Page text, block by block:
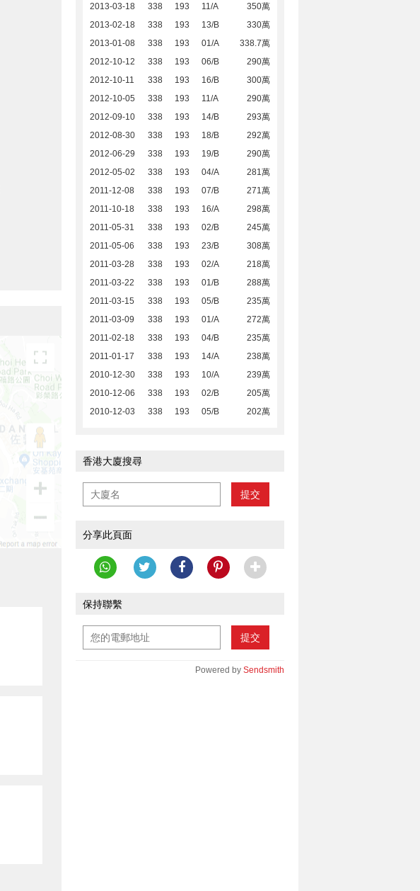
2013-03-18
338 193 11/A
350萬
2013-02-18
338 193 13/B
330萬
2013-01-08
338 193 01/A
338.7萬
2012-10-12
338 193 06/B
290萬
2012-10-11
338 193 16/B
300萬
2012-10-05
338 193 11/A
290萬
2012-09-10
338 193 14/B
293萬
2012-08-30
338 193 18/B
292萬
2012-06-29
338 193 19/B
290萬
2012-05-02
338 193 04/A
281萬
2011-12-08
338 193 07/B
271萬
2011-10-18
338 193 16/A
298萬
2011-05-31
338 193 02/B
245萬
2011-05-06
338 193 23/B
308萬
2011-03-28
338 193 02/A
218萬
2011-03-22
338 193 01/B
288萬
2011-03-15
338 193 05/B
235萬
2011-03-09
338 193 01/A
272萬
2011-02-18
338 193 04/B
235萬
2011-01-17
338 193 14/A
238萬
2010-12-30
338 193 10/A
239萬
2010-12-06
338 193 02/B
205萬
2010-12-03
338 193 05/B 202萬
香港大廈搜尋
提交
分享此頁面
保持聯繫
提交
Powered by Sendsmith